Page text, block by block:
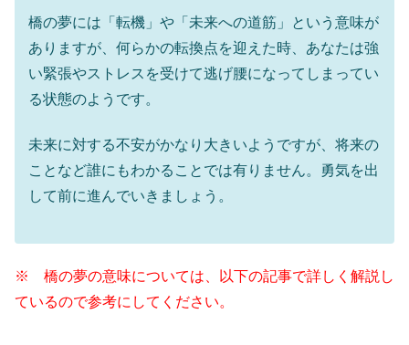
橋の夢には「転機」や「未来への道筋」という意味が
ありますが、何らかの転換点を迎えた時、あなたは強
い緊張やストレスを受けて逃げ腰になってしまってい
る状態のようです。
未来に対する不安がかなり大きいようですが、将来の
ことなど誰にもわかることでは有りません。勇気を出
して前に進んでいきましょう。
※ 橋の夢の意味については、以下の記事で詳しく解説し
ているので参考にしてください。